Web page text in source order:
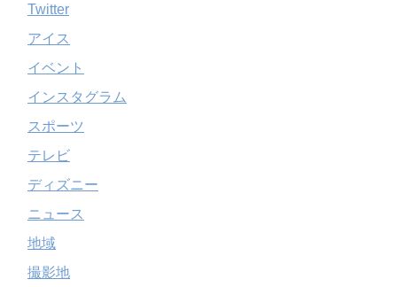
Twitter
アイス
イベント
インスタグラム
スポーツ
テレビ
ディズニー
ニュース
地域
撮影地